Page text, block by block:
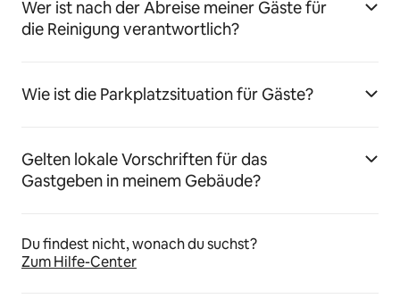
Wer ist nach der Abreise meiner Gäste für
die Reinigung verantwortlich?
Wie ist die Parkplatzsituation für Gäste?
Gelten lokale Vorschriften für das
Gastgeben in meinem Gebäude?
Du findest nicht, wonach du suchst?
Zum Hilfe-Center